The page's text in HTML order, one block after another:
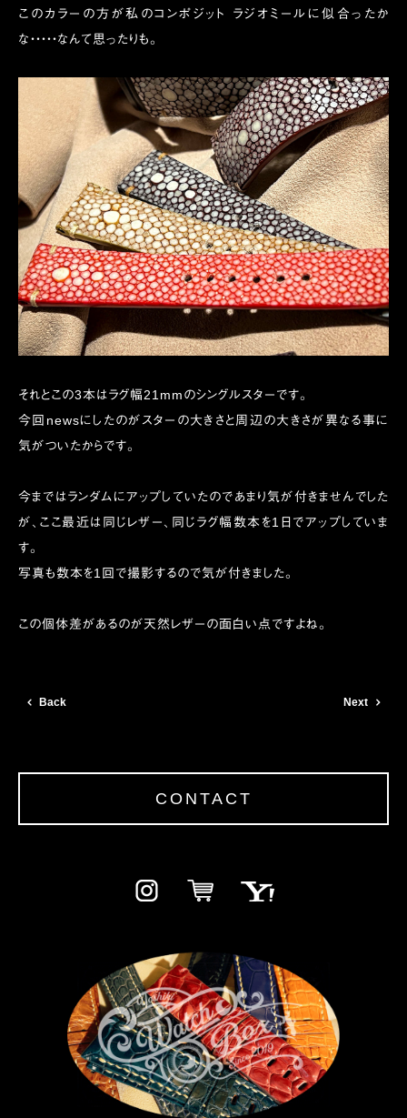
このカラーの方が私のコンポジット ラジオミールに似合ったか
な・・・・・なんて思ったりも。
それとこの3本はラグ幅21mmのシングルスターです。
今回newsにしたのがスターの大きさと周辺の大きさが異なる事に
気がついたからです。
今まではランダムにアップしていたのであまり気が付きませんでした
が、ここ最近は同じレザー、同じラグ幅数本を1日でアップしていま
す。
写真も数本を1回で撮影するので気が付きました。
この個体差があるのが天然レザーの面白い点ですよね。
Back Next
CONTACT